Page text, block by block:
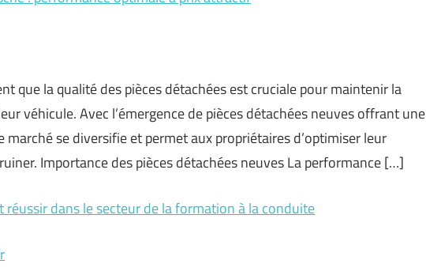
que la qualité des pièces détachées est cruciale pour maintenir la
véhicule. Avec l’émergence de pièces détachées neuves offrant une
se diversifie et permet aux propriétaires d’optimiser leur
Importance des pièces détachées neuves La performance […]
dans le secteur de la formation à la conduite